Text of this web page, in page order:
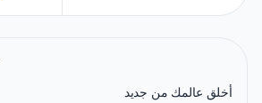
أخلق عالمك من جديد